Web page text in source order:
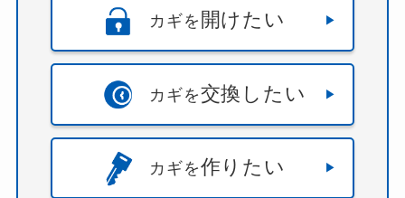
カギを 開けたい
カギを交換したい
カギを作りたい